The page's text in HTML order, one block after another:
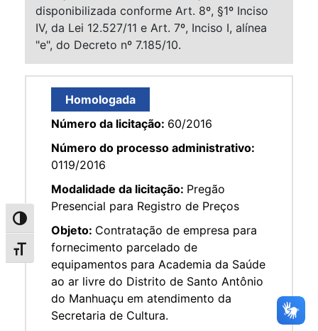
Alternar alto contraste
Alternar tamanho da fonte
disponibilizada conforme Art. 8º, §1º Inciso
IV, da Lei 12.527/11 e Art. 7º, Inciso I, alínea
"e", do Decreto nº 7.185/10.
Homologada
Número da licitação: 60/2016
Número do processo administrativo:
0119/2016
Modalidade da licitação: Pregão
Presencial para Registro de Preços
Objeto: Contratação de empresa para
fornecimento parcelado de
equipamentos para Academia da Saúde
ao ar livre do Distrito de Santo Antônio
do Manhuaçu em atendimento da
Secretaria de Cultura.